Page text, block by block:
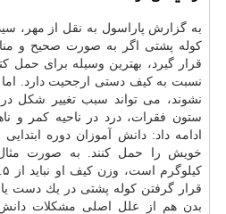
به گزارش پاراسول به نقل از مهر،
كوله پشتی اگر به صورت صحیح و
قرار گیرد، بهترین وسیله برای
نسبت به كیف دستی ارجحیت دارد. اما
نشوند، می تواند سبب تغییر شكل
ستون فقرات، درد در ناحیه كمر و
قرار گرفتن كوله پشتی در یك دست
بدن هم از علل اصلی مشكلات